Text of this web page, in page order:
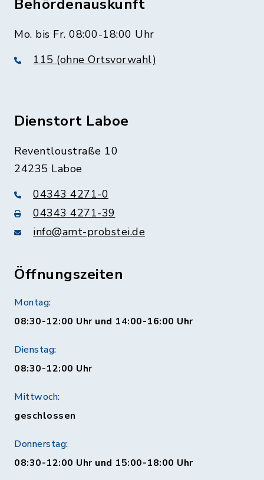
Behördenauskunft
Mo. bis Fr. 08:00-18:00 Uhr
115 (ohne Ortsvorwahl)
Dienstort Laboe
Reventloustraße 10
24235 Laboe
04343 4271-0
04343 4271-39
info@amt-probstei.de
Öffnungszeiten
Montag:
08:30-12:00 Uhr und 14:00-16:00 Uhr
Dienstag:
08:30-12:00 Uhr
Mittwoch:
geschlossen
Donnerstag:
08:30-12:00 Uhr und 15:00-18:00 Uhr